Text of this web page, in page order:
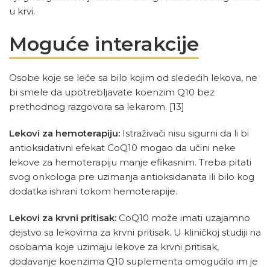
u krvi.
Moguće interakcije
Osobe koje se leče sa bilo kojim od sledećih lekova, ne
bi smele da upotrebljavate koenzim Q10 bez
prethodnog razgovora sa lekarom. [13]
Lekovi za hemoterapiju: Istraživači nisu sigurni da li bi
antioksidativni efekat CoQ10 mogao da učini neke
lekove za hemoterapiju manje efikasnim. Treba pitati
svog onkologa pre uzimanja antioksidanata ili bilo kog
dodatka ishrani tokom hemoterapije.
Lekovi za krvni pritisak: CoQ10 može imati uzajamno
dejstvo sa lekovima za krvni pritisak. U kliničkoj studiji na
osobama koje uzimaju lekove za krvni pritisak,
dodavanje koenzima Q10 suplementa omogućilo im je